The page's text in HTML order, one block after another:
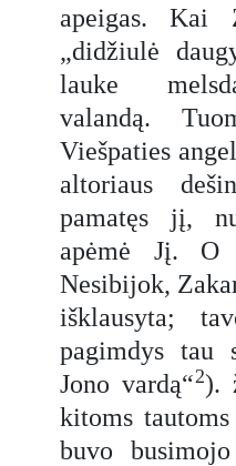
apeigas. Kai
„didžiulė
lauke
valandą.
Viešpaties
altoriaus
pamatęs jį,
apėmė Jį. O
Nesibijok,
išklausyta;
pagimdys tau
Jono vardą“2).
kitoms
buvo